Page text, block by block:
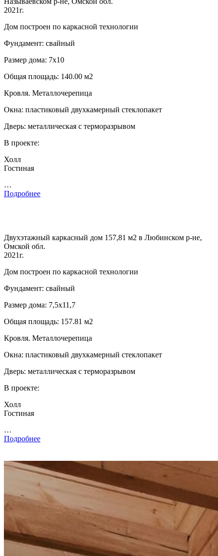
2021г.
Дом построен по каркасной технологии
Фундамент: свайный
Размер дома: 7х10
Общая площадь: 140.00 м2
Кровля. Металлочерепица
Окна: пластиковый двухкамерный стеклопакет
Дверь: металлическая с терморазрывом
В проекте:
Холл
Гостиная
…
Подробнее
Двухэтажный каркасный дом 157,81 м2 в Любинском р-не,
Омской обл.
2021г.
Дом построен по каркасной технологии
Фундамент: свайный
Размер дома: 7,5х11,7
Общая площадь: 157.81 м2
Кровля. Металлочерепица
Окна: пластиковый двухкамерный стеклопакет
Дверь: металлическая с терморазрывом
В проекте:
Холл
Гостиная
…
Подробнее